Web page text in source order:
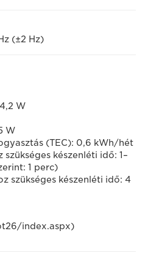
(±2 Hz)
W
W
(TEC): 0,6 kWh/hét
készenléti idő: 1–
1 perc)
szükséges készenléti idő: 4
index.aspx)